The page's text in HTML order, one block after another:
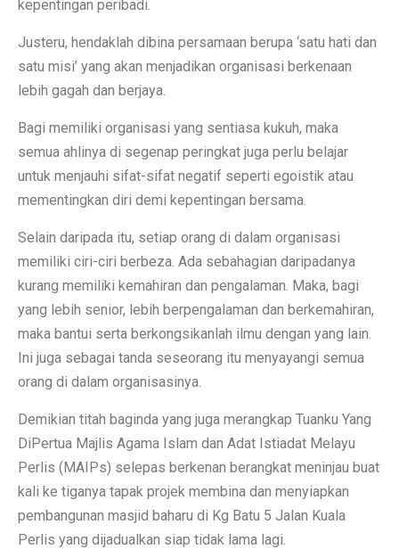
kepentingan peribadi.
Justeru, hendaklah dibina persamaan berupa ‘satu hati dan
satu misi’ yang akan menjadikan organisasi berkenaan
lebih gagah dan berjaya.
Bagi memiliki organisasi yang sentiasa kukuh, maka
semua ahlinya di segenap peringkat juga perlu belajar
untuk menjauhi sifat-sifat negatif seperti egoistik atau
mementingkan diri demi kepentingan bersama.
Selain daripada itu, setiap orang di dalam organisasi
memiliki ciri-ciri berbeza. Ada sebahagian daripadanya
kurang memiliki kemahiran dan pengalaman. Maka, bagi
yang lebih senior, lebih berpengalaman dan berkemahiran,
maka bantui serta berkongsikanlah ilmu dengan yang lain.
Ini juga sebagai tanda seseorang itu menyayangi semua
orang di dalam organisasinya.
Demikian titah baginda yang juga merangkap Tuanku Yang
DiPertua Majlis Agama Islam dan Adat Istiadat Melayu
Perlis (MAIPs) selepas berkenan berangkat meninjau buat
kali ke tiganya tapak projek membina dan menyiapkan
pembangunan masjid baharu di Kg Batu 5 Jalan Kuala
Perlis yang dijadualkan siap tidak lama lagi.